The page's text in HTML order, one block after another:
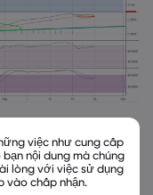
signs of
việc như cung cấp
nội dung mà chúng
lòng với việc sử dụng
vào chấp nhận.